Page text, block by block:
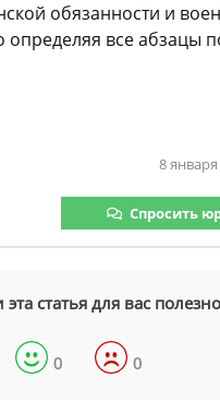
обязанности и
определяя все абзацы
8 января
Спросить
статья для вас
0 0